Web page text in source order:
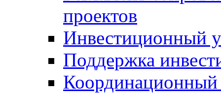
проектов
Инвестиционный
Поддержка
Координационный